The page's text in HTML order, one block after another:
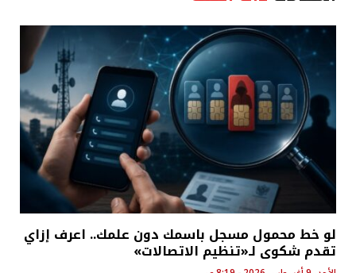
لو خط محمول مسجل باسمك دون علمك.. اعرف إزاي
تقدم شكوى لـ«تنظيم الاتصالات»